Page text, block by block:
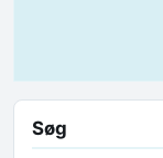
Søg